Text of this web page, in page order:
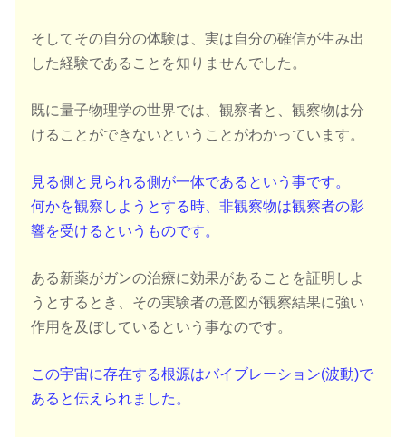
そしてその自分の体験は、実は自分の確信が生み出
した経験であることを知りませんでした。
既に量子物理学の世界では、観察者と、観察物は分
けることができないということがわかっています。
見る側と見られる側が一体であるという事です。
何かを観察しようとする時、非観察物は観察者の影
響を受けるというものです。
ある新薬がガンの治療に効果があることを証明しよ
うとするとき、その実験者の意図が観察結果に強い
作用を及ぼしているという事なのです。
この宇宙に存在する根源はバイブレーション(波動)で
あると伝えられました。